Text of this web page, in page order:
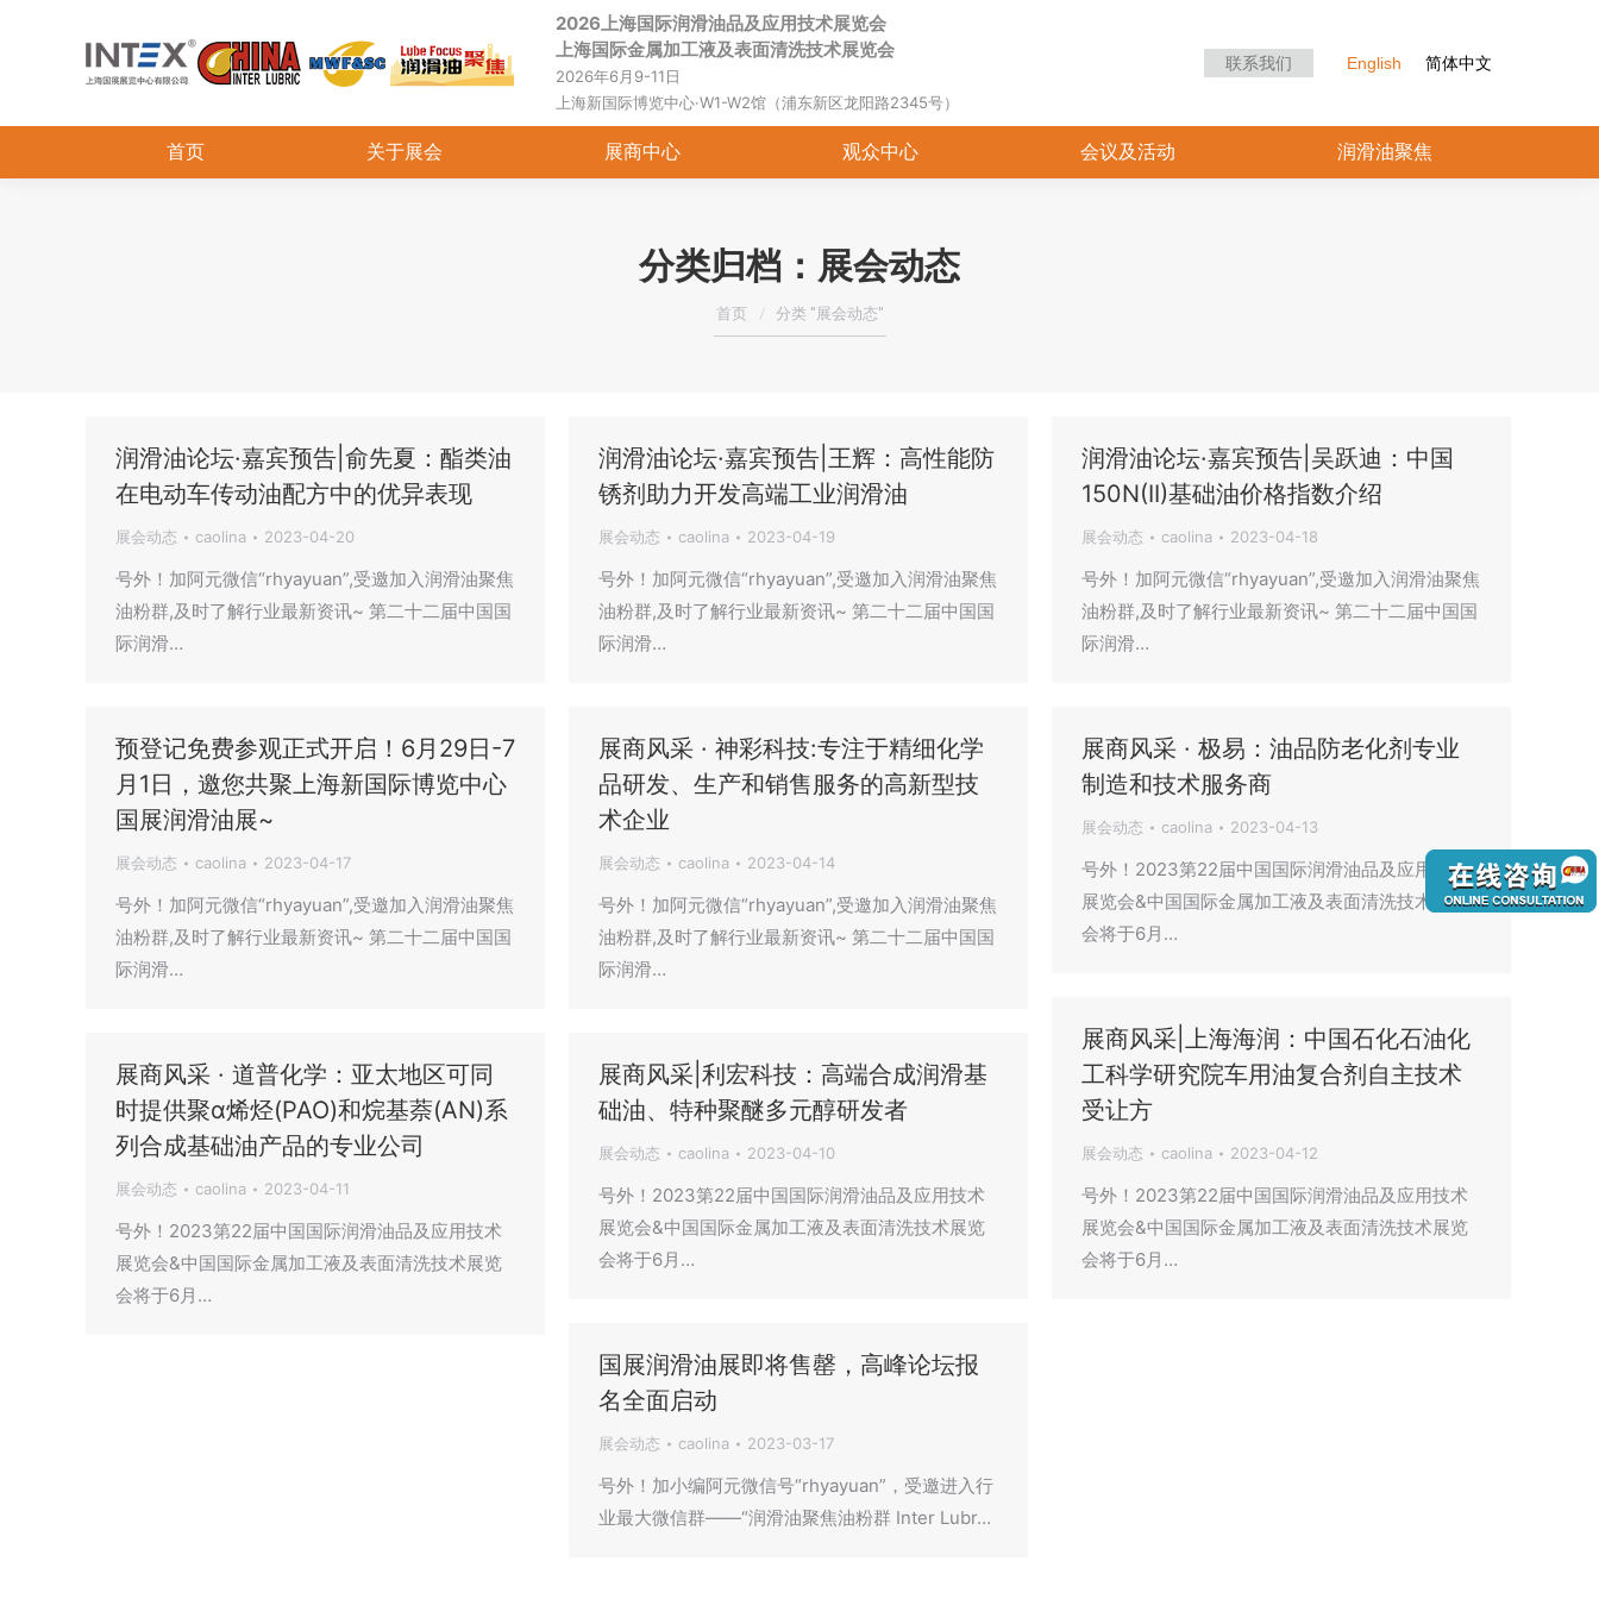
2026上海国际润滑油品及应用技术展览会
上海国际金属加工液及表面清洗技术展览会
2026年6月9-11日
上海新国际博览中心·W1-W2馆（浦东新区龙阳路2345号）
联系我们 English 简体中文
首页 关于展会 展商中心 观众中心 会议及活动 润滑油聚焦
分类归档： 展会动态
您在这里：
首页 分类 "展会动态"
润滑油论坛·嘉宾预告|俞先夏：酯类油
在电动车传动油配方中的优异表现
展会动态 caolina 2023-04-20
号外！加阿元微信“rhyayuan”,受邀加入润滑油聚焦
油粉群,及时了解行业最新资讯~ 第二十二届中国国
际润滑…
润滑油论坛·嘉宾预告|王辉：高性能防
锈剂助力开发高端工业润滑油
展会动态 caolina 2023-04-19
号外！加阿元微信“rhyayuan”,受邀加入润滑油聚焦
油粉群,及时了解行业最新资讯~ 第二十二届中国国
际润滑…
润滑油论坛·嘉宾预告|吴跃迪：中国
150N(II)基础油价格指数介绍
展会动态 caolina 2023-04-18
号外！加阿元微信“rhyayuan”,受邀加入润滑油聚焦
油粉群,及时了解行业最新资讯~ 第二十二届中国国
际润滑…
预登记免费参观正式开启！6月29日-7
月1日，邀您共聚上海新国际博览中心
国展润滑油展~
展会动态 caolina 2023-04-17
号外！加阿元微信“rhyayuan”,受邀加入润滑油聚焦
油粉群,及时了解行业最新资讯~ 第二十二届中国国
际润滑…
展商风采 · 神彩科技:专注于精细化学
品研发、生产和销售服务的高新型技
术企业
展会动态 caolina 2023-04-14
号外！加阿元微信“rhyayuan”,受邀加入润滑油聚焦
油粉群,及时了解行业最新资讯~ 第二十二届中国国
际润滑…
展商风采 · 极易：油品防老化剂专业
制造和技术服务商
展会动态 caolina 2023-04-13
号外！2023第22届中国国际润滑油品及应用技术
展览会&中国国际金属加工液及表面清洗技术展览
会将于6月…
展商风采|上海海润：中国石化石油化
工科学研究院车用油复合剂自主技术
受让方
展会动态 caolina 2023-04-12
号外！2023第22届中国国际润滑油品及应用技术
展览会&中国国际金属加工液及表面清洗技术展览
会将于6月…
展商风采 · 道普化学：亚太地区可同
时提供聚α烯烃(PAO)和烷基萘(AN)系
列合成基础油产品的专业公司
展会动态 caolina 2023-04-11
号外！2023第22届中国国际润滑油品及应用技术
展览会&中国国际金属加工液及表面清洗技术展览
会将于6月…
展商风采|利宏科技：高端合成润滑基
础油、特种聚醚多元醇研发者
展会动态 caolina 2023-04-10
号外！2023第22届中国国际润滑油品及应用技术
展览会&中国国际金属加工液及表面清洗技术展览
会将于6月…
国展润滑油展即将售罄，高峰论坛报
名全面启动
展会动态 caolina 2023-03-17
号外！加小编阿元微信号“rhyayuan”，受邀进入行
业最大微信群——“润滑油聚焦油粉群 Inter Lubr…
首页 关于展会 展商中心